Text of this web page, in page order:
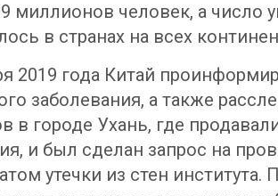
миллионов человек, а число
в странах на всех
2019 года Китай
заболевания, а также
в городе Ухань, где
и был сделан запрос на
утечки из стен